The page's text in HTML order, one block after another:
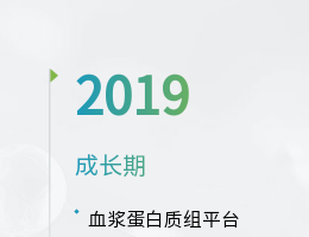
2019
成长期
血浆蛋白质组平台